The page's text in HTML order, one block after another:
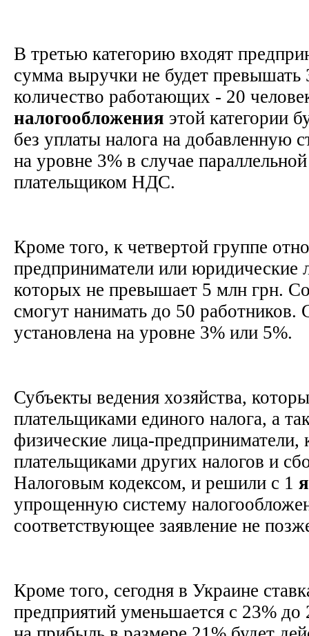
В третью категорию входят
сумма выручки не будет превышать
количество работающих - 20
налогообложения этой категории
без уплаты налога на добавленную
на уровне 3% в случае
плательщиком НДС.
Кроме того, к четвертой группе
предприниматели или юридические
которых не превышает 5 млн грн.
смогут нанимать до 50 работников.
установлена на уровне 3% или 5%.
Субъекты ведения хозяйства,
плательщиками единого налога, а
физические лица-
плательщиками других налогов и
Налоговым кодексом, и решили с 1
упрощенную систему
соответствующее заявление не
Кроме того, сегодня в Украине
предприятий уменьшается с 23% до